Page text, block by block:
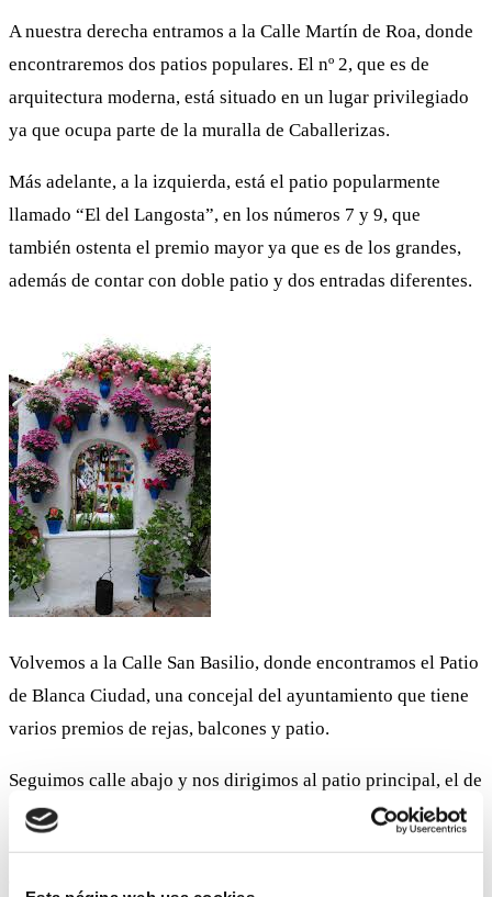
A nuestra derecha entramos a la Calle Martín de Roa, donde
encontraremos dos patios populares. El nº 2, que es de
arquitectura moderna, está situado en un lugar privilegiado
ya que ocupa parte de la muralla de Caballerizas.
Más adelante, a la izquierda, está el patio popularmente
llamado “El del Langosta”, en los números 7 y 9, que
también ostenta el premio mayor ya que es de los grandes,
además de contar con doble patio y dos entradas diferentes.
Volvemos a la Calle San Basilio, donde encontramos el Patio
de Blanca Ciudad, una concejal del ayuntamiento que tiene
varios premios de rejas, balcones y patio.
Seguimos calle abajo y nos dirigimos al patio principal, el de
la Asociación de Amigos de los Patios. En él nos